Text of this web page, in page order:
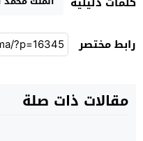
رابط مختصر
مقالات ذات صلة